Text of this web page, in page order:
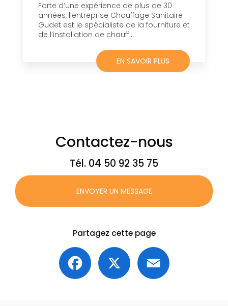
Forte d’une expérience de plus de 30
années, l’entreprise Chauffage Sanitaire
Gudet est le spécialiste de la fourniture et
de l’installation de chauff...
EN SAVOIR PLUS
Contactez-nous
Tél. 04 50 92 35 75
ENVOYER UN MESSAGE
Partagez cette page
Facebook